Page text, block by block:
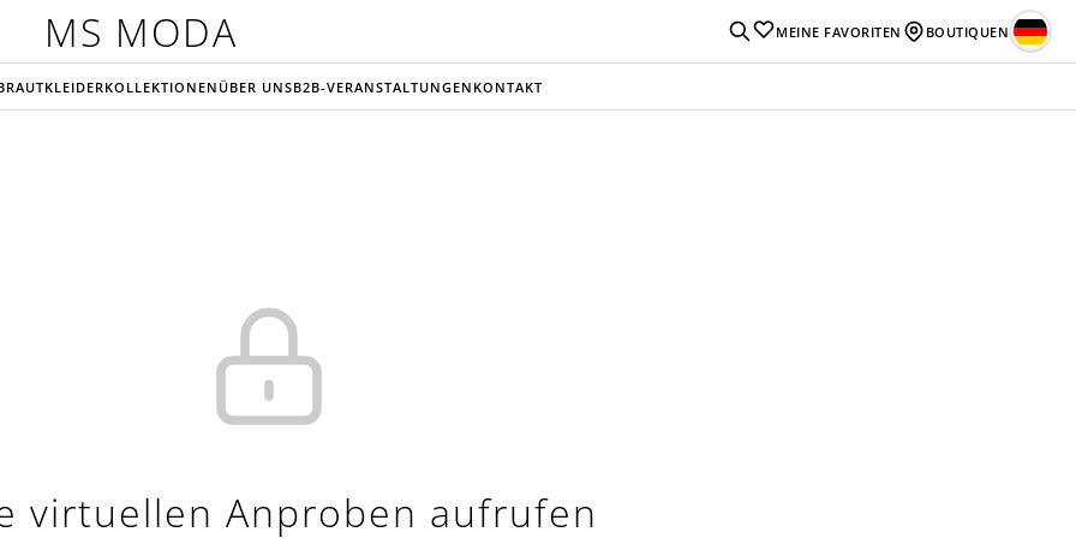
MS MODA MEINE FAVORITEN BOUTIQUEN
KOLLEKTIONEN ÜBER UNSB2B-VERANSTALTUNGEN KONTAKT
virtuellen Anproben aufrufen